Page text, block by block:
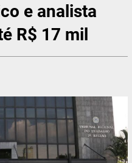
e analista
R$ 17 mil